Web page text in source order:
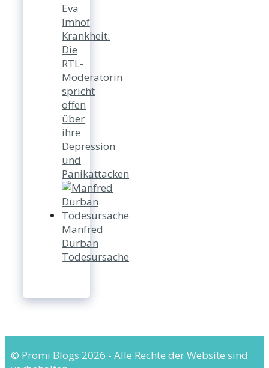
Eva
Imhof
Krankheit:
Die
RTL-
Moderatorin
spricht
offen
über
ihre
Depression
und
Panikattacken
Manfred
Durban
Todesursache
© Promi Blogs 2026 - Alle Rechte der Website sind